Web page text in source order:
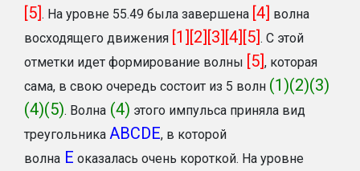
[5]. На уровне 55.49 была завершена [4] волна
восходящего движения [1][2][3][4][5]. С этой
отметки идет формирование волны [5], которая
сама, в свою очередь состоит из 5 волн (1)(2)(3)
(4)(5). Волна (4) этого импульса приняла вид
треугольника ABCDE, в которой
волна Е оказалась очень короткой. На уровне